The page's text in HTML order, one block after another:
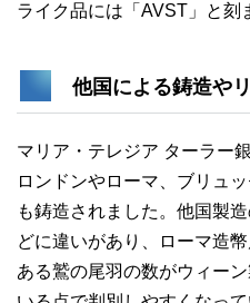
ライク品には「AVST」と刻
他国による鋳造や
マリア・テレジア ターラー
ロンドンやローマ、ブリュ
も鋳造されました。他国製
どに違いがあり、ローマ造
ある鷲の尾羽の数がウィー